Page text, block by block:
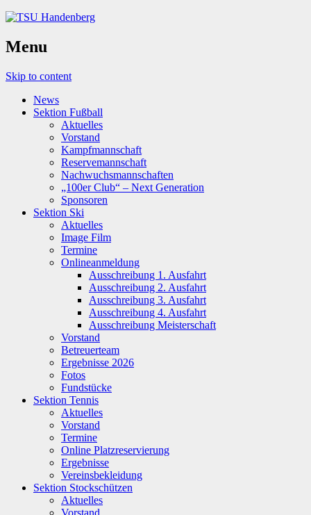
Menu
Skip to content
News
Sektion Fußball
Aktuelles
Vorstand
Kampfmannschaft
Reservemannschaft
Nachwuchsmannschaften
„100er Club“ – Next Generation
Sponsoren
Sektion Ski
Aktuelles
Image Film
Termine
Onlineanmeldung
Ausschreibung 1. Ausfahrt
Ausschreibung 2. Ausfahrt
Ausschreibung 3. Ausfahrt
Ausschreibung 4. Ausfahrt
Ausschreibung Meisterschaft
Vorstand
Betreuerteam
Ergebnisse 2026
Fotos
Fundstücke
Sektion Tennis
Aktuelles
Vorstand
Termine
Online Platzreservierung
Ergebnisse
Vereinsbekleidung
Sektion Stockschützen
Aktuelles
Vorstand